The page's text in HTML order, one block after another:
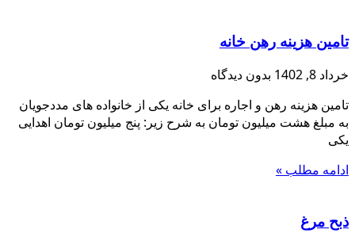
تامین هزینه رهن خانه
خرداد 8, 1402
بدون دیدگاه
تامین هزینه رهن و اجاره برای خانه یکی از خانواده های مددجویان
به مبلغ هشت میلیون تومان به شرح زیر: پنج میلیون تومان اهدایی
یکی
ادامه مطلب »
ذبح مرغ